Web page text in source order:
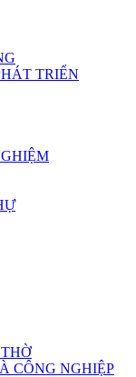
TRIỂN
CÔNG NGHIỆP